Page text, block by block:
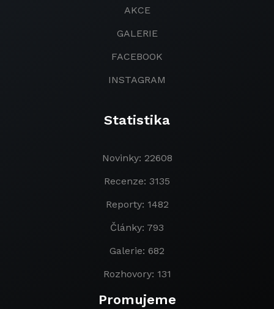
AKCE
GALERIE
FACEBOOK
INSTAGRAM
Statistika
Novinky: 22608
Recenze: 3135
Reporty: 1482
Články: 793
Galerie: 682
Rozhovory: 131
Promujeme